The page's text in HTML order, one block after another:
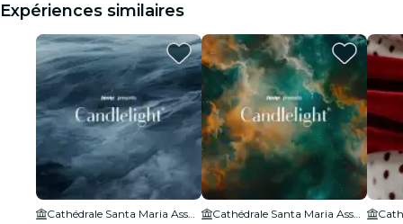
Expériences similaires
Cathédrale Santa Maria Assunta
Cathédrale Santa Maria Assunta